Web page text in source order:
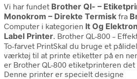
Vi har fundet Brother Ql- –
Monokrom – Direkte Termisk fra
Computer i kategorien It Og
Label Printer. Brother QL-800 –
To-farvet PrintSkal du bruge et
værktøj til at printe etiketter på en
er Brother QL-800 etiketprinteren
Denne printer er specielt designe